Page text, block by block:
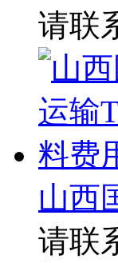
请联
山西
请联